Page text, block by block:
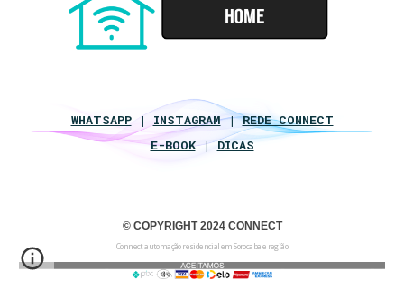
WHATSAPP| INSTAGRAM|REDE CONNECT
E-BOOK|DICAS
© COPYRIGHT 2024 CONNECT
Connect automação residencial em Sorocaba e região